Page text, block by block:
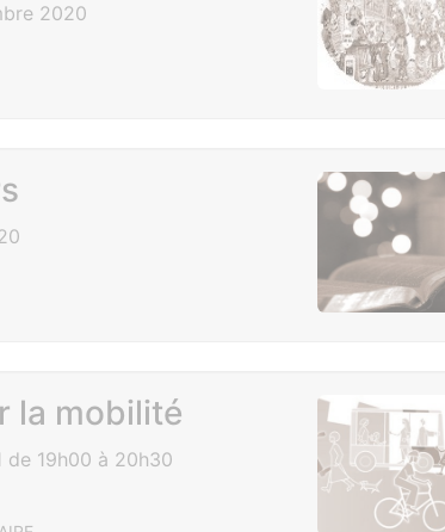
2020
la mobilité
19h00 à 20h30